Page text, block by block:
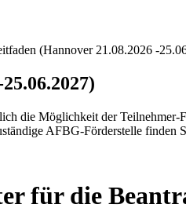
(Hannover 21.08.2026 -
die Möglichkeit der
AFBG-Förderstelle finden
für die